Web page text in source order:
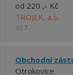
od 220 ,- Kč
TROJEK, a.s.
30.7.
Obchodní
Otrokovice